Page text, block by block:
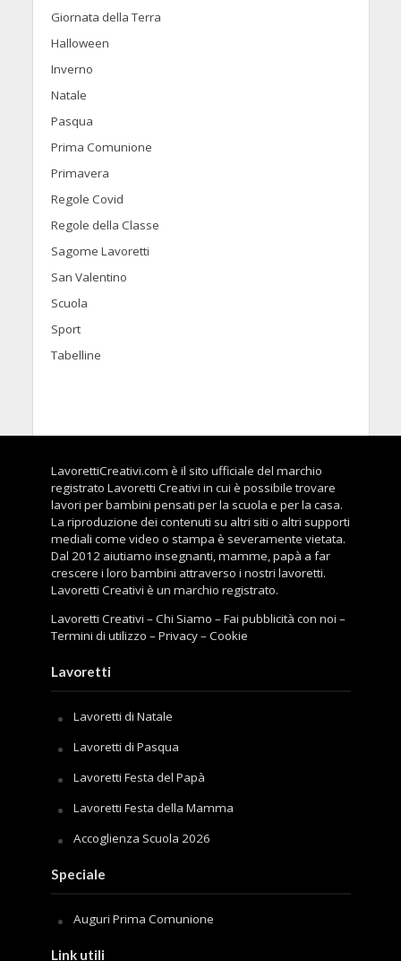
Giornata della Terra
Halloween
Inverno
Natale
Pasqua
Prima Comunione
Primavera
Regole Covid
Regole della Classe
Sagome Lavoretti
San Valentino
Scuola
Sport
Tabelline
LavorettiCreativi.com è il sito ufficiale del marchio
registrato Lavoretti Creativi in cui è possibile trovare
lavori per bambini pensati per la scuola e per la casa.
La riproduzione dei contenuti su altri siti o altri supporti
mediali come video o stampa è severamente vietata.
Dal 2012 aiutiamo insegnanti, mamme, papà a far
crescere i loro bambini attraverso i nostri lavoretti.
Lavoretti Creativi è un marchio registrato.
Lavoretti Creativi –Chi Siamo –Fai pubblicità con noi –
Termini di utilizzo –Privacy–Cookie
Lavoretti
Lavoretti di Natale
Lavoretti di Pasqua
Lavoretti Festa del Papà
Lavoretti Festa della Mamma
Accoglienza Scuola 2026
Speciale
Auguri Prima Comunione
Link utili